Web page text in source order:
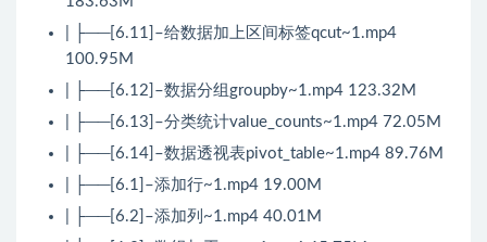
| ├──[6.11]–给数据加上区间标签qcut~1.mp4
100.95M
| ├──[6.12]–数据分组groupby~1.mp4 123.32M
| ├──[6.13]–分类统计value_counts~1.mp4 72.05M
| ├──[6.14]–数据透视表pivot_table~1.mp4 89.76M
| ├──[6.1]–添加行~1.mp4 19.00M
| ├──[6.2]–添加列~1.mp4 40.01M